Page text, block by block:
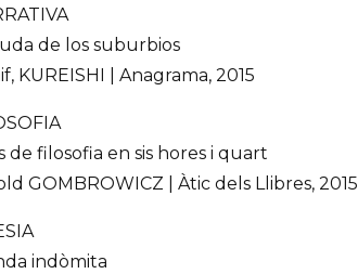
de los suburbios
KUREISHI | Anagrama, 2015
de filosofia en sis hores i quart
GOMBROWICZ | Àtic dels Llibres, 2015
indòmita